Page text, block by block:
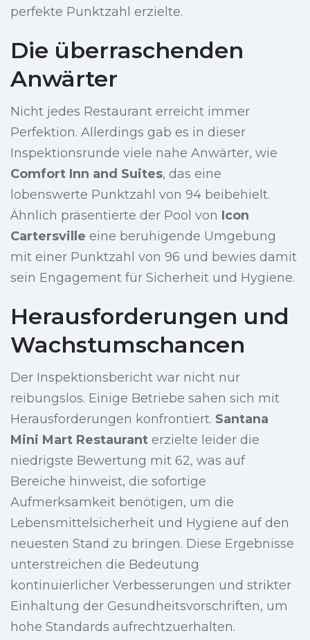
perfekte Punktzahl erzielte.
Die überraschenden
Anwärter
Nicht jedes Restaurant erreicht immer
Perfektion. Allerdings gab es in dieser
Inspektionsrunde viele nahe Anwärter, wie
Comfort Inn and Suites, das eine
lobenswerte Punktzahl von 94 beibehielt.
Ähnlich präsentierte der Pool von Icon
Cartersville eine beruhigende Umgebung
mit einer Punktzahl von 96 und bewies damit
sein Engagement für Sicherheit und Hygiene.
Herausforderungen und
Wachstumschancen
Der Inspektionsbericht war nicht nur
reibungslos. Einige Betriebe sahen sich mit
Herausforderungen konfrontiert. Santana
Mini Mart Restaurant erzielte leider die
niedrigste Bewertung mit 62, was auf
Bereiche hinweist, die sofortige
Aufmerksamkeit benötigen, um die
Lebensmittelsicherheit und Hygiene auf den
neuesten Stand zu bringen. Diese Ergebnisse
unterstreichen die Bedeutung
kontinuierlicher Verbesserungen und strikter
Einhaltung der Gesundheitsvorschriften, um
hohe Standards aufrechtzuerhalten.